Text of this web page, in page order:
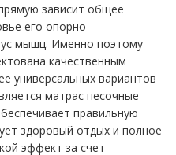
зависит общее
его опорно-
мышц. Именно поэтому
качественным
универсальных вариантов
матрас песочные
правильную
здоровый отдых и полное
эффект за счет